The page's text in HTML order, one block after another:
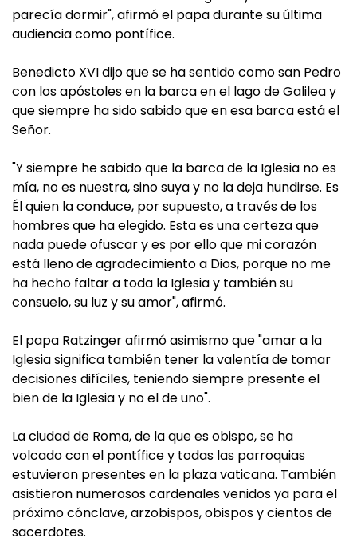
parecía dormir", afirmó el papa durante su última
audiencia como pontífice.
Benedicto XVI dijo que se ha sentido como san Pedro
con los apóstoles en la barca en el lago de Galilea y
que siempre ha sido sabido que en esa barca está el
Señor.
"Y siempre he sabido que la barca de la Iglesia no es
mía, no es nuestra, sino suya y no la deja hundirse. Es
Él quien la conduce, por supuesto, a través de los
hombres que ha elegido. Esta es una certeza que
nada puede ofuscar y es por ello que mi corazón
está lleno de agradecimiento a Dios, porque no me
ha hecho faltar a toda la Iglesia y también su
consuelo, su luz y su amor", afirmó.
El papa Ratzinger afirmó asimismo que "amar a la
Iglesia significa también tener la valentía de tomar
decisiones difíciles, teniendo siempre presente el
bien de la Iglesia y no el de uno".
La ciudad de Roma, de la que es obispo, se ha
volcado con el pontífice y todas las parroquias
estuvieron presentes en la plaza vaticana. También
asistieron numerosos cardenales venidos ya para el
próximo cónclave, arzobispos, obispos y cientos de
sacerdotes.